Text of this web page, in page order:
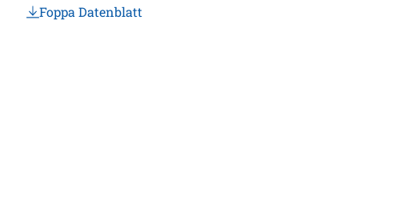
Foppa Datenblatt